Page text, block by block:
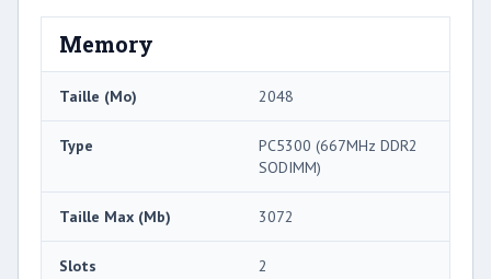
Memory
Taille (Mo) 2048
Type
PC5300 (667MHz DDR2
SODIMM)
Taille Max (Mb) 3072
Slots 2